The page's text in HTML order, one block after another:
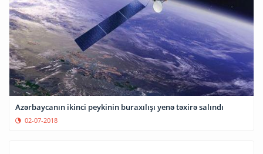
Azərbaycanın ikinci peykinin buraxılışı yenə təxirə salındı
02-07-2018